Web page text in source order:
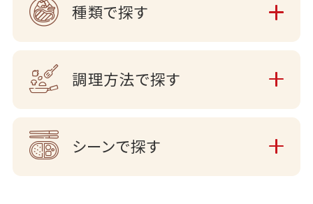
種類で探す
調理方法で探す
シーンで探す